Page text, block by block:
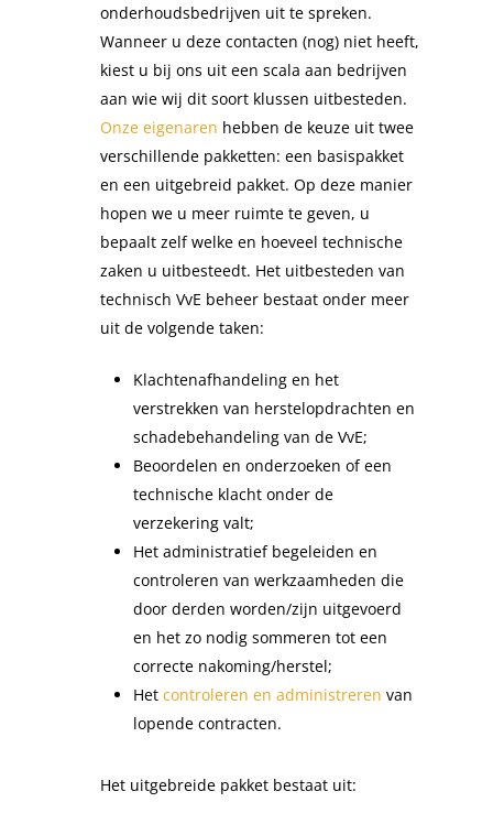
onderhoudsbedrijven uit te spreken.
Wanneer u deze contacten (nog) niet heeft,
kiest u bij ons uit een scala aan bedrijven
aan wie wij dit soort klussen uitbesteden.
Onze eigenaren hebben de keuze uit twee
verschillende pakketten: een basispakket
en een uitgebreid pakket. Op deze manier
hopen we u meer ruimte te geven, u
bepaalt zelf welke en hoeveel technische
zaken u uitbesteedt. Het uitbesteden van
technisch VvE beheer bestaat onder meer
uit de volgende taken:
Klachtenafhandeling en het
verstrekken van herstelopdrachten en
schadebehandeling van de VvE;
Beoordelen en onderzoeken of een
technische klacht onder de
verzekering valt;
Het administratief begeleiden en
controleren van werkzaamheden die
door derden worden/zijn uitgevoerd
en het zo nodig sommeren tot een
correcte nakoming/herstel;
Het controleren en administreren van
lopende contracten.
​Het uitgebreide pakket bestaat uit: